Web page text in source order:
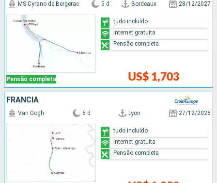
Pensão completa
MS Cyrano de Bergerac 5 d Bordeaux 28/12/2027
US$ 1,703
tudo incluído
Internet gratuita
Pensão completa
FRANCIA
Van Gogh 6 d Lyon 27/12/2026
tudo incluído
Internet gratuita
Pensão completa